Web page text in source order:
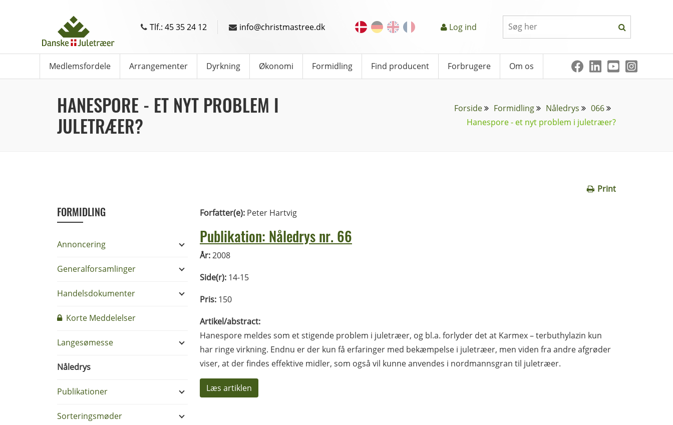
Tlf.: 45 35 24 12 info@christmastree.dk Log ind
Medlemsfordele Arrangementer Dyrkning Økonomi Formidling Find producent Forbrugere Om os
HANESPORE - ET NYT PROBLEM I
JULETRÆER?
Forside Formidling Nåledrys
066
Hanespore - et nyt problem i juletræer?
Print
FORMIDLING
Annoncering
Generalforsamlinger
Handelsdokumenter
Korte Meddelelser
Langesømesse
Nåledrys
Publikationer
Sorteringsmøder
Forfatter(e): Peter Hartvig
Publikation: Nåledrys nr. 66
År:2008
Side(r): 14-15
Pris: 150
Artikel/abstract:
Hanespore meldes som et stigende problem i juletræer, og bl.a. forlyder det at Karmex – terbuthylazin kun
har ringe virkning. Endnu er der kun få erfaringer med bekæmpelse i juletræer, men viden fra andre afgrøder
viser, at der findes effektive midler, som også vil kunne anvendes i nordmannsgran til juletræer.
Læs artiklen